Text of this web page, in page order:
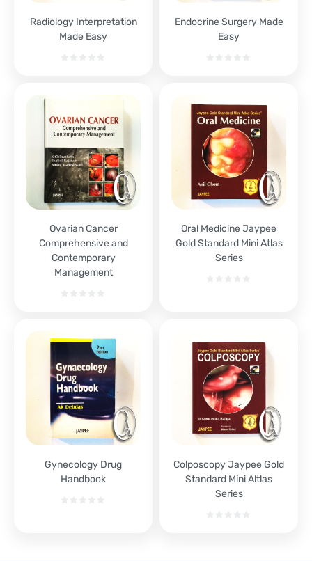
Radiology Interpretation
Made Easy
Endocrine Surgery Made
Easy
Ovarian Cancer
Comprehensive and
Contemporary
Management
Oral Medicine Jaypee
Gold Standard Mini Atlas
Series
Gynecology Drug
Handbook
Colposcopy Jaypee Gold
Standard Mini Altlas
Series